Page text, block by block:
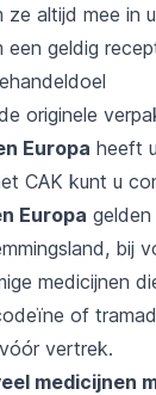
ze altijd mee in
een geldig
originele
Europa heeft
CAK kunt u
Europa
bij
medicijnen
of
vertrek.
medicijnen